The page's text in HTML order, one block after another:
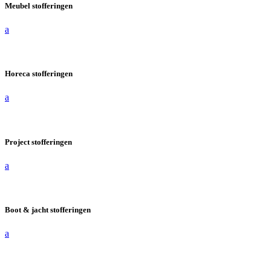
Meubel stofferingen
a
Horeca stofferingen
a
Project stofferingen
a
Boot & jacht stofferingen
a